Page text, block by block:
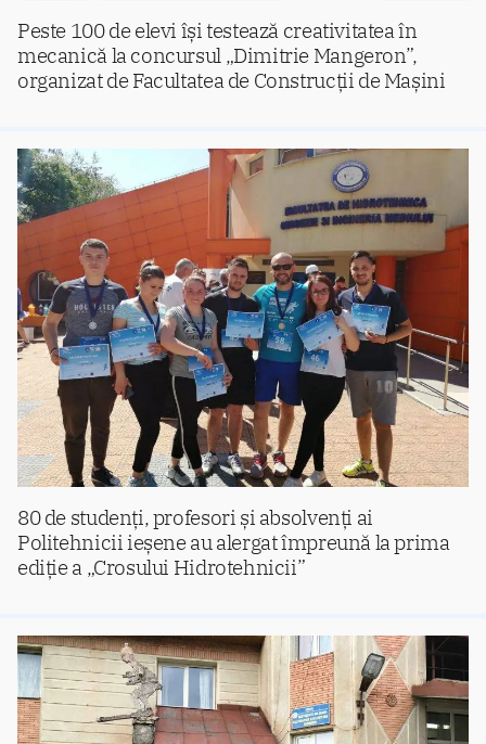
Peste 100 de elevi își testează creativitatea în
mecanică la concursul „Dimitrie Mangeron”,
organizat de Facultatea de Construcții de Mașini
80 de studenți, profesori și absolvenți ai
Politehnicii ieșene au alergat împreună la prima
ediție a „Crosului Hidrotehnicii”